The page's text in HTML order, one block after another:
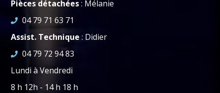
Pièces détachées: Mélanie
04 79 71 63 71
Assist. Technique : Didier
04 79 72 94 83
Lundi à Vendredi
8 h 12h - 14 h 18 h